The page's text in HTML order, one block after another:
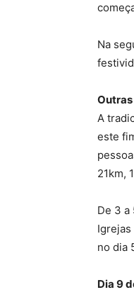
Na
A
este
21km,
De 3 a
Igrejas
no dia
Dia 9